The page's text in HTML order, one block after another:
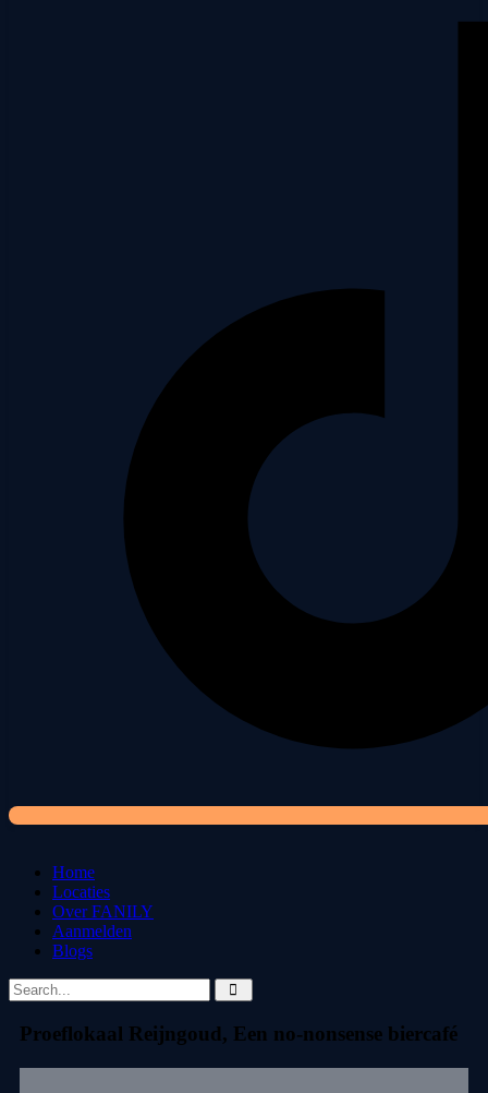
Home
Locaties
Over FANILY
Aanmelden
Blogs
Proeflokaal Reijngoud, Een no-nonsense biercafé